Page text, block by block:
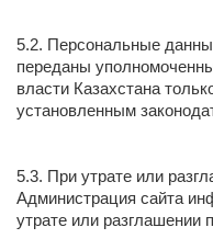
5.2. Персональные
переданы
власти Казахстана
установленным
5.3. При утрате или
Администрация сайта
утрате или разглашении